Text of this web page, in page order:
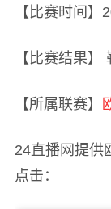
【比赛时间
【比赛结果
【所属联赛】
24直播网提供
点击：